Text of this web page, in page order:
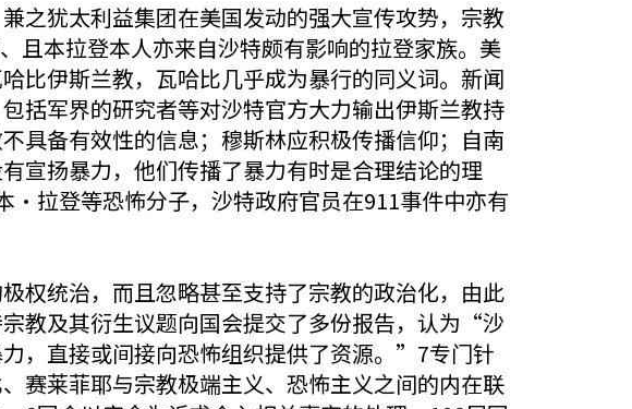
之犹太利益集团在美国发动的强大宣传攻势，宗教
本拉登本人亦来自沙特颇有影响的拉登家族。美
比伊斯兰教，瓦哈比几乎成为暴行的同义词。新闻
括军界的研究者等对沙特官方大力输出伊斯兰教持
具备有效性的信息；穆斯林应积极传播信仰；自南
宣扬暴力，他们传播了暴力有时是合理结论的理
拉登等恐怖分子，沙特政府官员在911事件中亦有
权统治，而且忽略甚至支持了宗教的政治化，由此
教及其衍生议题向国会提交了多份报告，认为“沙
，直接或间接向恐怖组织提供了资源。”7专门针
赛莱菲耶与宗教极端主义、恐怖主义之间的内在联